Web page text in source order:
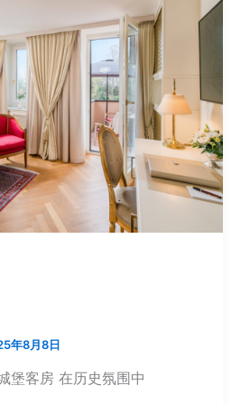
年8月8日
堡客房 在历史氛围中